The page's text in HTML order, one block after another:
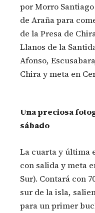
por Morro
de Araña para
de la Presa de
Llanos de la
Afonso,
Chira y meta en
Una preciosa
sábado
La cuarta y última
con salida y meta
Sur). Contará con
sur de la isla,
para un primer